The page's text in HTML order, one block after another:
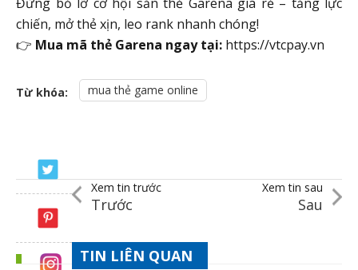
chiến, mở thẻ xịn, leo rank nhanh chóng!
👉 Mua mã thẻ Garena ngay tại: https://vtcpay.vn
Từ khóa: mua thẻ game online
Xem tin trước
Trước
Xem tin sau
Sau
TIN LIÊN QUAN